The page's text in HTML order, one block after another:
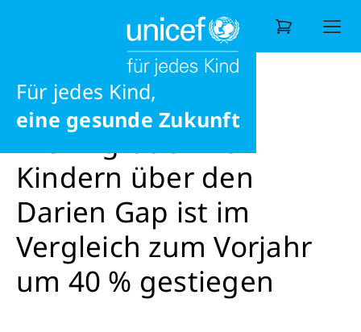
Für jedes Kind,
Möglichkeiten
Ernährung
eine gesunde Zukunft
Wonach suchen Sie?
Die Migration von Kindern über den
Die Migration von
Kindern über den
Darien Gap ist im
Vergleich zum Vorjahr
um 40 % gestiegen